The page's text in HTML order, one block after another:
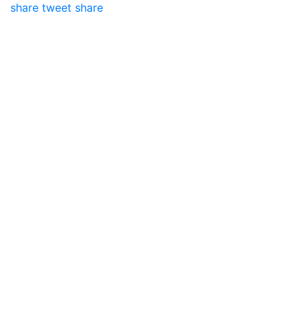
share tweet share